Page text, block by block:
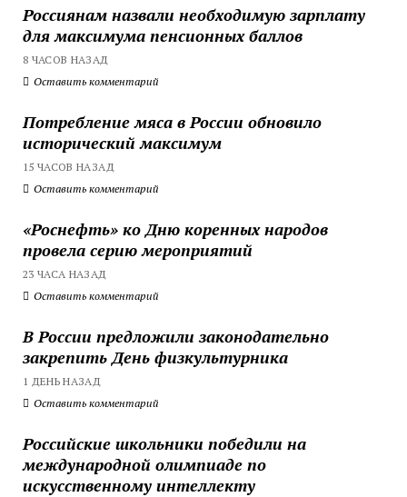
Россиянам назвали необходимую зарплату
для максимума пенсионных баллов
8 ЧАСОВ НАЗАД
Оставить комментарий
Потребление мяса в России обновило
исторический максимум
15 ЧАСОВ НАЗАД
Оставить комментарий
«Роснефть» ко Дню коренных народов
провела серию мероприятий
23 ЧАСА НАЗАД
Оставить комментарий
В России предложили законодательно
закрепить День физкультурника
1 ДЕНЬ НАЗАД
Оставить комментарий
Российские школьники победили на
международной олимпиаде по
искусственному интеллекту